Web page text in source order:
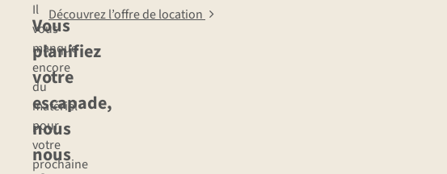
Vous
planifiez
votre
escapade,
nous
nous
Il
vous
manque
encore
du
matériel
pour
votre
prochaine
Découvrez l’offre de location